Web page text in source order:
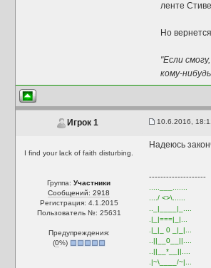
ленте
Но
"Если
кому-
Игрок 1 10.6.2016,
I find your lack of faith disturbing.
Группа:Участники
Сообщений: 2918
Регистрация: 4.1.2015
Пользователь №: 25631
Предупреждения:
(0%)
Надеюсь
--------------------
..../ <>\......
.._|____|_....
.|_|===|_|...
.|_|_ 0 _|_|...
..||__0__||....
..||__*__||....
.|~\____/~|...